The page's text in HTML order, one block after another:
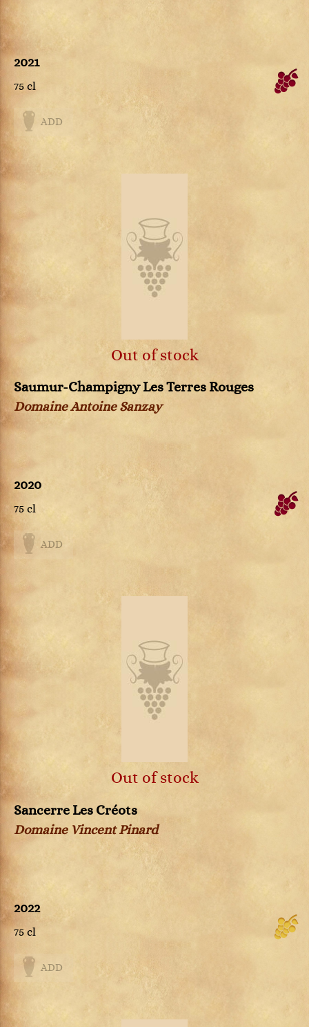
2021
75 cl
ADD
Out of stock
Saumur-Champigny Les Terres Rouges
Domaine Antoine Sanzay
2020
75 cl
ADD
Out of stock
Sancerre Les Créots
Domaine Vincent Pinard
2022
75 cl
ADD